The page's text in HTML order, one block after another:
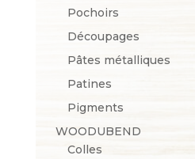
Pochoirs
Découpages
Pâtes métalliques
Patines
Pigments
WOODUBEND
Colles